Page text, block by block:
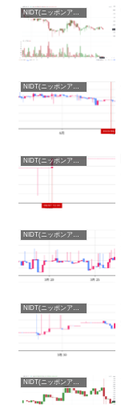
NIDT(ニッポンアイドルトークン)まとめ
NIDT(ニッポンアイドルトークン)まとめ
NIDT(ニッポンアイドルトークン)まとめ
NIDT(ニッポンアイドルトークン)まとめ